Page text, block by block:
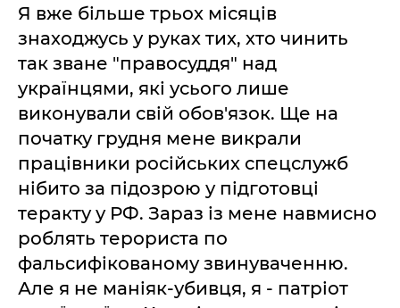
Я вже більше трьох місяців
знаходжусь у руках тих, хто чинить
так зване "правосуддя" над
українцями, які усього лише
виконували свій обов'язок. Ще на
початку грудня мене викрали
працівники російських спецслужб
нібито за підозрою у підготовці
теракту у РФ. Зараз із мене навмисно
роблять терориста по
фальсифікованому звинуваченню.
Але я не маніяк-убивця, я - патріот